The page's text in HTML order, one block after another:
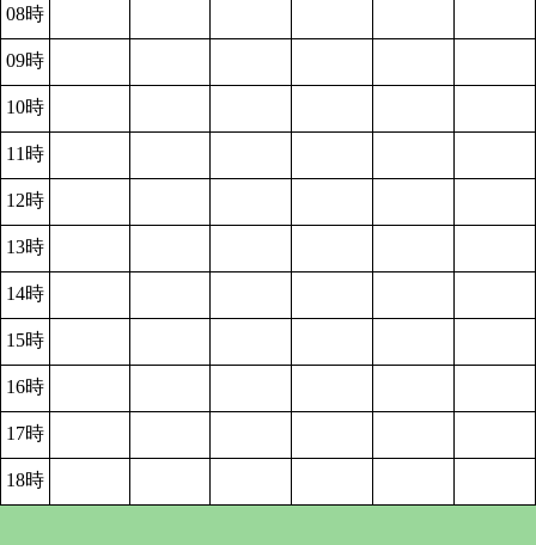
08時
09時
10時
11時
12時
13時
14時
15時
16時
17時
18時